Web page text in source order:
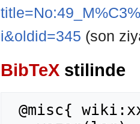
i&oldid=345 (son
BibTeX stilinde
@misc{ wiki:xxx,